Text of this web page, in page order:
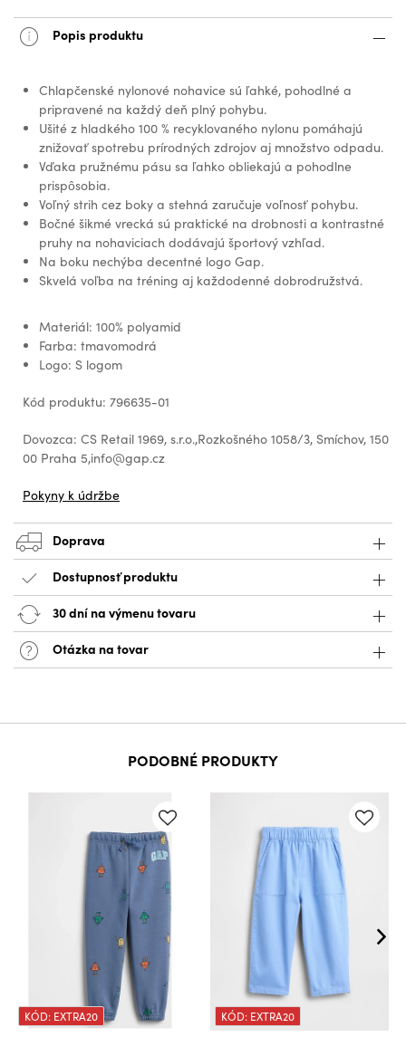
Popis produktu
Chlapčenské nylonové nohavice sú ľahké, pohodlné a
pripravené na každý deň plný pohybu.
Ušité z hladkého 100 % recyklovaného nylonu pomáhajú
znižovať spotrebu prírodných zdrojov aj množstvo odpadu.
Vďaka pružnému pásu sa ľahko obliekajú a pohodlne
prispôsobia.
Voľný strih cez boky a stehná zaručuje voľnosť pohybu.
Bočné šikmé vrecká sú praktické na drobnosti a kontrastné
pruhy na nohaviciach dodávajú športový vzhľad.
Na boku nechýba decentné logo Gap.
Skvelá voľba na tréning aj každodenné dobrodružstvá.
Materiál: 100% polyamid
Farba: tmavomodrá
Logo: S logom
Kód produktu: 796635-01
Dovozca: CS Retail 1969, s.r.o.,Rozkošného 1058/3, Smíchov, 150
00 Praha 5,info@gap.cz
Pokyny k údržbe
Doprava
Dostupnosť produktu
30 dní na výmenu tovaru
Otázka na tovar
PODOBNÉ PRODUKTY
KÓD: EXTRA20 KÓD: EXTRA20